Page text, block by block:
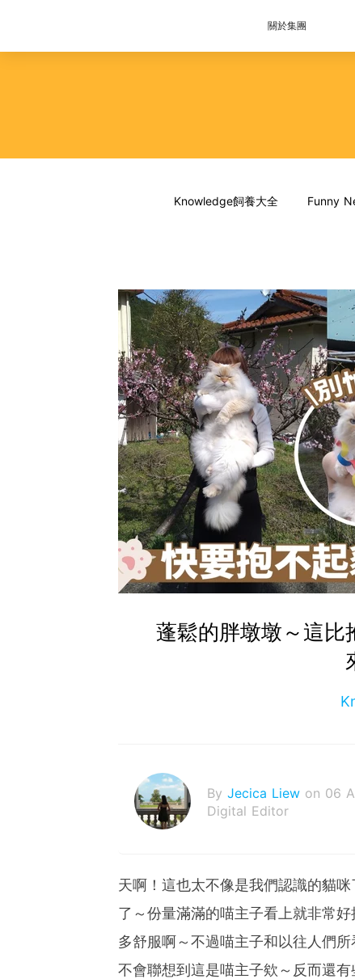
關於集團
Knowledge飼養大全 Funny
蓬鬆的胖墩墩～這比
By Jecica Liew on 06
Digital Editor
天啊！這也太不像是我們認識的貓
了～份量滿滿的喵主子看上就非常
多舒服啊～不過喵主子和以往人們
不會聯想到這是喵主子欸～反而還有